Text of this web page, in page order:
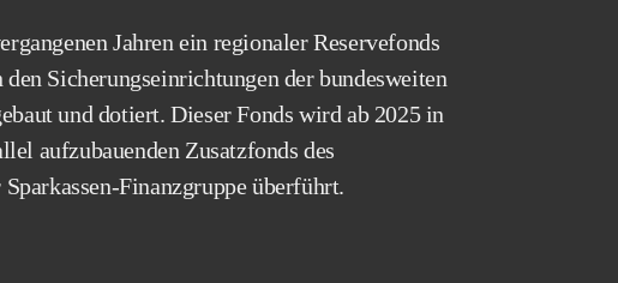
Jahren ein regionaler Reservefonds
Sicherungseinrichtungen der bundesweiten
und dotiert. Dieser Fonds wird ab 2025 in
aufzubauenden Zusatzfonds des
Finanzgruppe überführt.